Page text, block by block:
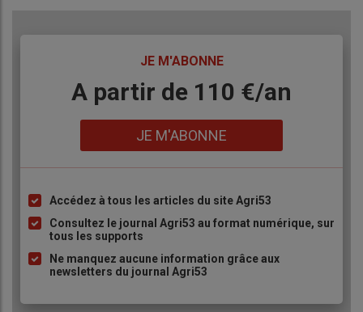
JE M'ABONNE
BodyA partir de 110 €/an
JE M'ABONNE
Liste
à
puce
Accédez à tous les articles du site Agri53
Consultez le journal Agri53 au format numérique, sur
tous les supports
Ne manquez aucune information grâce aux
newsletters du journal Agri53